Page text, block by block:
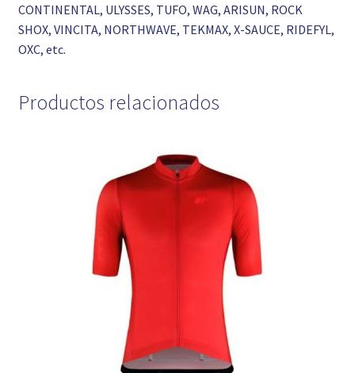
CONTINENTAL, ULYSSES, TUFO, WAG, ARISUN, ROCK
SHOX, VINCITA, NORTHWAVE, TEKMAX, X-SAUCE, RIDEFYL,
OXC, etc.
Productos relacionados